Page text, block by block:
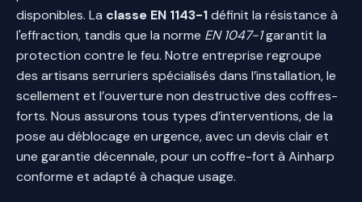
disponibles. La classe EN 1143-1définit la résistance à
l'effraction, tandis que la norme EN 1047-1garantit la
protection contre le feu. Notre entreprise regroupe
des artisans serruriers spécialisés dans l’installation, le
scellement et l’ouverture non destructive des coffres-
forts. Nous assurons tous types d’interventions, de la
pose au déblocage en urgence, avec un devis clair et
une garantie décennale, pour un coffre-fort à Ainharp
conforme et adapté à chaque usage.